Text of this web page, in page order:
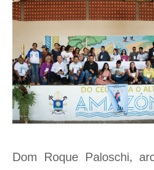
Dom Roque Paloschi,